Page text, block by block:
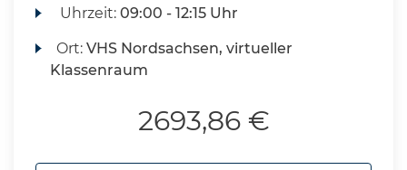
Uhrzeit:09:00 - 12:15 Uhr
Ort:VHS Nordsachsen, virtueller
Klassenraum
2693,86 €